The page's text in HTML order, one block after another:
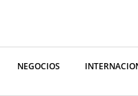
NEGOCIOS